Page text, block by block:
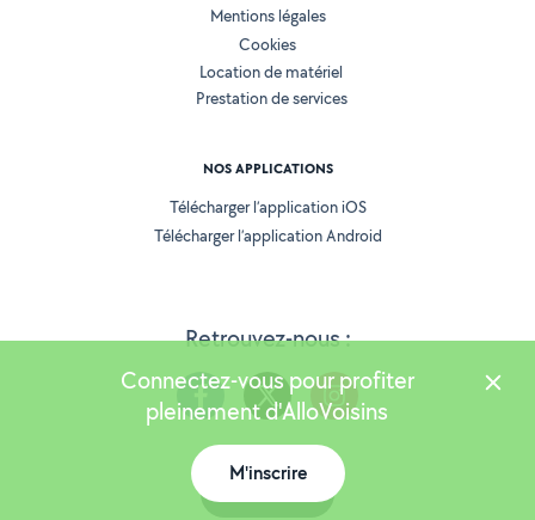
Retrouvez-nous :
Mentions légales
Cookies
Location de matériel
Prestation de services
NOS APPLICATIONS
Télécharger l’application iOS
Télécharger l’application Android
Version 25.5.3
Connectez-vous pour profiter
pleinement d'AlloVoisins
M'inscrire